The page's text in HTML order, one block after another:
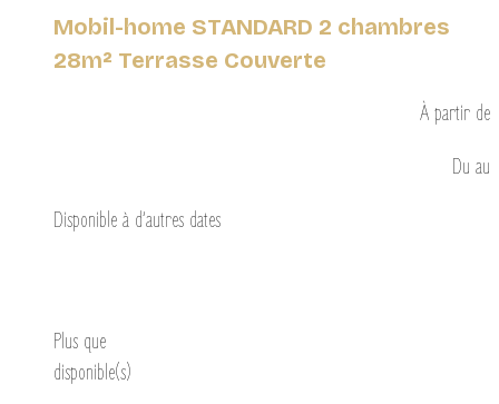
Mobil-home STANDARD 2 chambres
28m² Terrasse Couverte
À partir de
Du au
Disponible à d’autres dates
Plus que
disponible(s)